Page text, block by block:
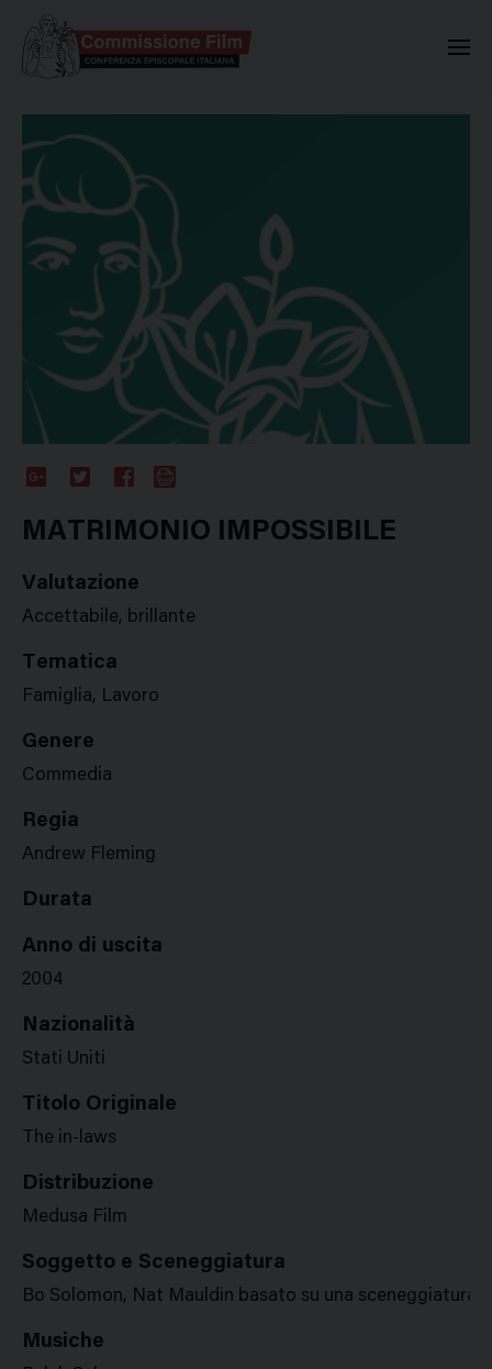
Plus
MATRIMONIO IMPOSSIBILE
Valutazione
Accettabile, brillante
Tematica
Famiglia, Lavoro
Genere
Commedia
Regia
Andrew Fleming
Durata
Anno di uscita
2004
Nazionalità
Stati Uniti
Titolo Originale
The in-laws
Distribuzione
Medusa Film
Soggetto e Sceneggiatura
Bo Solomon, Nat Mauldin basato su una sceneggiatura
Musiche